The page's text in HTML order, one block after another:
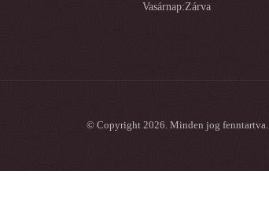
Vasárnap:Zárva
© Copyright 2026. Minden jog fenntartva.